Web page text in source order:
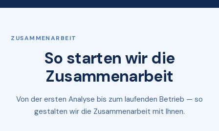
ZUSAMMENARBEIT
So starten wir die
Zusammenarbeit
Von der ersten Analyse bis zum laufenden Betrieb — so
gestalten wir die Zusammenarbeit mit Ihnen.